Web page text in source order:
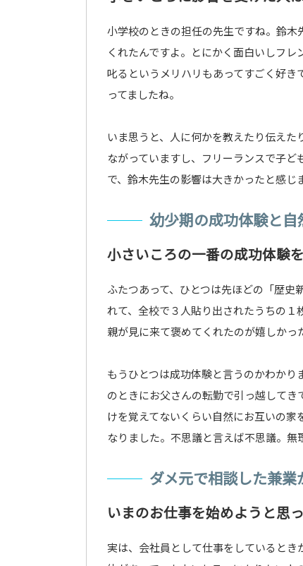
小学校のときの担任の先生ですね。鈴
くれたんですよ。とにかく面白いしフ
叱るというメリハリもあってすごく好
ってましたね。
いま思うと、人に何かを教えたり伝え
ながっていますし、フリーランスで子
で、鈴木先生の影響は大きかったと感じ
幼少期の成功体験と
小さいころの一番の成功体験
ふたつあって、ひとつは先ほどの「歴
れて、全校で３人貼り出されたうちの
親が見に来て褒めてくれたのが嬉しかっ
もうひとつは成功体験と言うのかわか
のときにお父さんの転勤で引っ越して
けを覚えてないくらい自然にお互いの
なりました。不思議と言えば不思議。無
ダメ元で相談した兼業
いまのお仕事を始めようと思
実は、会社員として仕事をしていると